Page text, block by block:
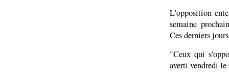
L'opposition
semaine
Ces derniers
"Ceux qui
averti vendredi